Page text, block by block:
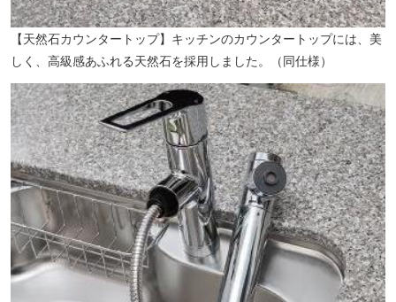
【成増アクトホール】（徒歩12分／約950m）
【天然石カウンタートップ】キッチンのカウンタートップには、美
しく、高級感あふれる天然石を採用しました。（同仕様）